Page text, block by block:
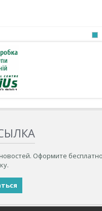
Оформите